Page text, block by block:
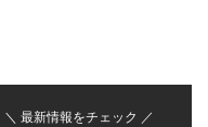
＼ 最新情報をチェック ／